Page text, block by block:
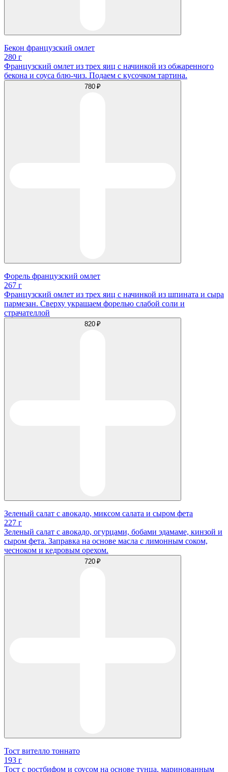
Бекон французский омлет
280 г
Французский омлет из трех яиц с начинкой из обжаренного
бекона и соуса блю-чиз. Подаем с кусочком тартина.
780 ₽
Форель французский омлет
267 г
Французский омлет из трех яиц с начинкой из шпината и сыра
пармезан. Сверху украшаем форелью слабой соли и
страчателлой
820 ₽
Зеленый салат с авокадо, миксом салата и сыром фета
227 г
Зеленый салат с авокадо, огурцами, бобами эдамаме, кинзой и
сыром фета. Заправка на основе масла с лимонным соком,
чесноком и кедровым орехом.
720 ₽
Тост вителло тоннато
193 г
Тост с ростбифом и соусом на основе тунца, маринованным